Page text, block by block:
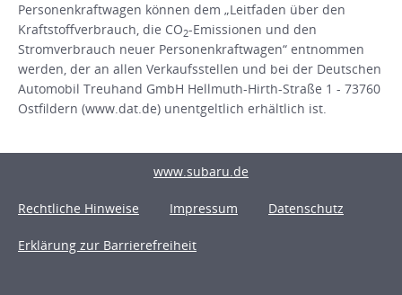
Personenkraftwagen können dem „Leitfaden über den
Kraftstoffverbrauch, die CO2-Emissionen und den
Stromverbrauch neuer Personenkraftwagen“ entnommen
werden, der an allen Verkaufsstellen und bei der Deutschen
Automobil Treuhand GmbH Hellmuth-Hirth-Straße 1 - 73760
Ostfildern (www.dat.de) unentgeltlich erhältlich ist.
www.subaru.de
Rechtliche Hinweise Impressum Datenschutz
Erklärung zur Barrierefreiheit